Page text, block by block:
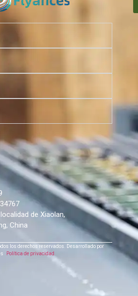
de Xiaolan,
China
los derechos reservados.
Desarrollado por
Política de privacidad